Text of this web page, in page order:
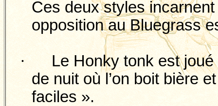
Ces deux styles
opposition au Bluegrass
· LeHonky tonkest joué
de nuit où l’on boit bière
faciles ».